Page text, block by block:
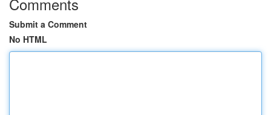
Submit a Comment
No HTML